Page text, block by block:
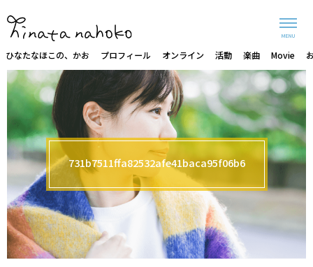
ひなたなほこの、かお プロフィール オンライン 活動 楽曲 Movie
731b7511ffa82532afe41baca95f06b6
MENU